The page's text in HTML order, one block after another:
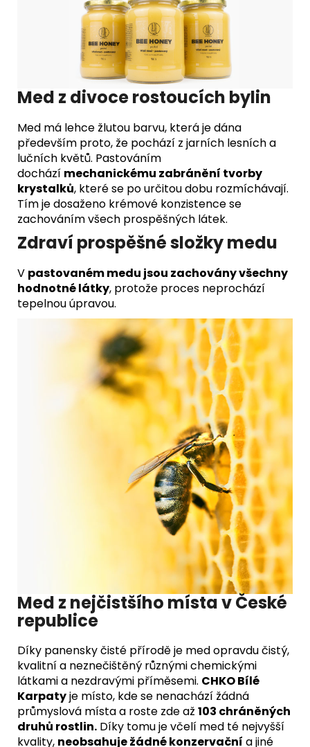
Med z divoce rostoucích bylin
Med má lehce žlutou barvu, která je dána
především proto, že pochází z jarních lesních a
lučních květů. Pastováním
dochází mechanickému zabránění tvorby
krystalků, které se po určitou dobu rozmíchávají.
Tím je dosaženo krémové konzistence se
zachováním všech prospěšných látek.
Zdraví prospěšné složky medu
V pastovaném medu jsou zachovány všechny
hodnotné látky, protože proces neprochází
tepelnou úpravou.
Med z nejčistšího místa v České
republice
Díky panensky čisté přírodě je med opravdu čistý,
kvalitní a neznečištěný různými chemickými
látkami a nezdravými příměsemi. CHKO Bílé
Karpatyje místo, kde se nenachází žádná
průmyslová místa a roste zde až 103 chráněných
druhů rostlin. Díky tomu je včelí med té nejvyšší
kvality, neobsahuje žádné konzervační a jiné